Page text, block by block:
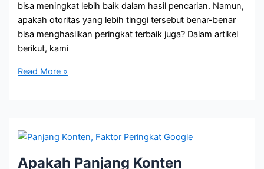
bisa meningkat lebih baik dalam hasil pencarian. Namun,
apakah otoritas yang lebih tinggi tersebut benar-benar
bisa menghasilkan peringkat terbaik juga? Dalam artikel
berikut, kami
Apakah
Peringkat
Google?
Read More »
Apakah Panjang Konten